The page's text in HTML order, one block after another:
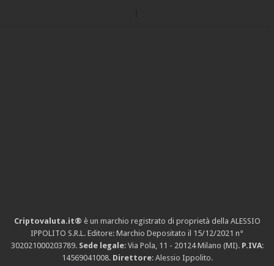
Criptovaluta.it® è un marchio registrato di proprietà della ALESSIO
IPPOLITO S.R.L. Editore: Marchio Depositato il 15/12/2021 n°
302021000203789. Sede legale: Via Pola, 11 - 20124 Milano (MI). P.IVA:
14569041008. Direttore: Alessio Ippolito.